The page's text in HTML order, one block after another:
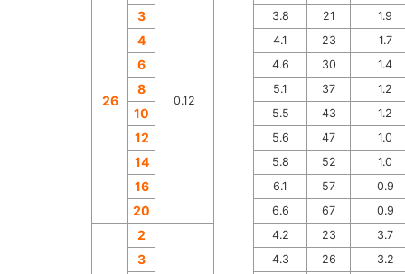
26 0.12
3 3.8 21 1.9
4 4.1 23 1.7
6 4.6 30 1.4
8 5.1 37 1.2
10 5.5 43 1.2
12 5.6 47 1.0
14 5.8 52 1.0
16 6.1 57 0.9
20 6.6 67 0.9
2 4.2 23 3.7
3 4.3 26 3.2